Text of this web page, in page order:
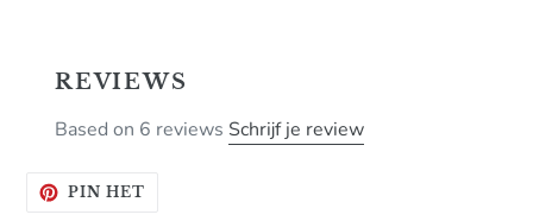
REVIEWS
Based on 6 reviews Schrijf je review
PIN HETPINNEN